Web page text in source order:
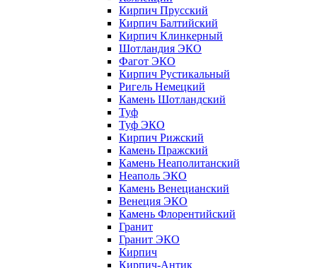
Кирпич Прусский
Кирпич Балтийский
Кирпич Клинкерный
Шотландия ЭКО
Фагот ЭКО
Кирпич Рустикальный
Ригель Немецкий
Камень Шотландский
Туф
Туф ЭКО
Кирпич Рижский
Камень Пражский
Камень Неаполитанский
Неаполь ЭКО
Камень Венецианский
Венеция ЭКО
Камень Флорентийский
Гранит
Гранит ЭКО
Кирпич
Кирпич-Антик